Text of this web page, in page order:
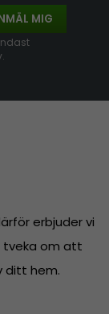
MIG
erbjuder vi
tveka om att
ditt hem.